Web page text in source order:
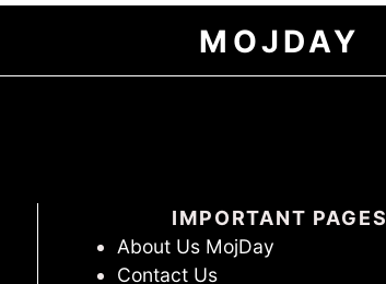
MOJDAY
IMPORTANT PAGES
About Us MojDay
Contact Us